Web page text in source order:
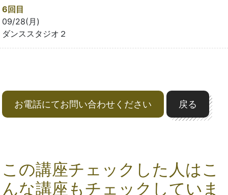
6回目
09/28(月)
ダンススタジオ２
お電話にてお問い合わせください 戻る
この講座チェックした人はこ
んな講座もチェックしていま